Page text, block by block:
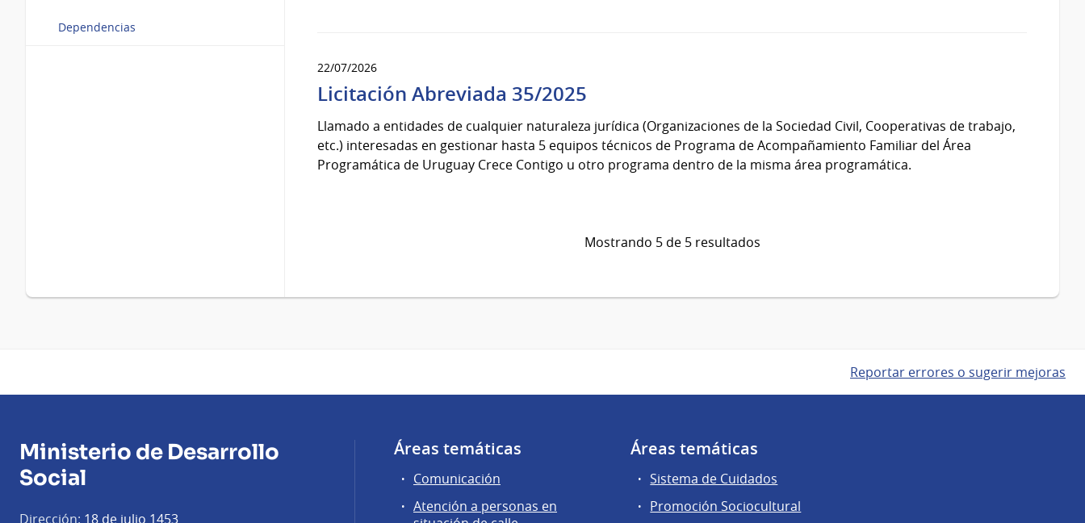
Dependencias
22/07/2026
Licitación Abreviada 35/2025
Llamado a entidades de cualquier naturaleza jurídica (Organizaciones de la Sociedad Civil, Cooperativas de trabajo,
etc.) interesadas en gestionar hasta 5 equipos técnicos de Programa de Acompañamiento Familiar del Área
Programática de Uruguay Crece Contigo u otro programa dentro de la misma área programática.
Mostrando 5 de 5 resultados
Reportar errores o sugerir mejoras
Ministerio de Desarrollo
Social
Dirección: 18 de julio 1453
Áreas temáticas
Comunicación
Atención a personas en
Áreas temáticas
Sistema de Cuidados
Promoción Sociocultural